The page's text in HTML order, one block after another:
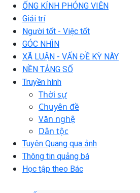
ỐNG KÍNH PHÓNG VIÊN
Giải trí
Người tốt - Việc tốt
GÓC NHÌN
XÃ LUẬN - VẤN ĐỀ KỲ NÀY
NỀN TẢNG SỐ
Truyền hình
Thời sự
Chuyên đề
Văn nghệ
Dân tộc
Tuyên Quang qua ảnh
Thông tin quảng bá
Học tập theo Bác